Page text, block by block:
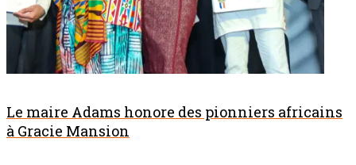
Le maire Adams honore des pionniers africains
à Gracie Mansion